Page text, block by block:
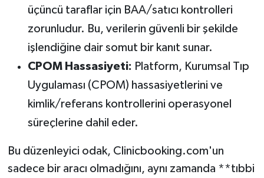
üçüncü taraflar için BAA/satıcı kontrolleri
zorunludur. Bu, verilerin güvenli bir şekilde
işlendiğine dair somut bir kanıt sunar.
CPOM Hassasiyeti: Platform, Kurumsal Tıp
Uygulaması (CPOM) hassasiyetlerini ve
kimlik/referans kontrollerini operasyonel
süreçlerine dahil eder.
Bu düzenleyici odak, Clinicbooking.com'un
sadece bir aracı olmadığını, aynı zamanda **tıbbi